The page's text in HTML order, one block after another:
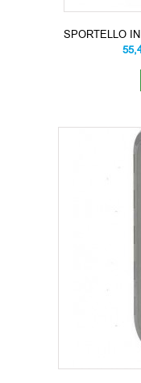
SPORTELLO